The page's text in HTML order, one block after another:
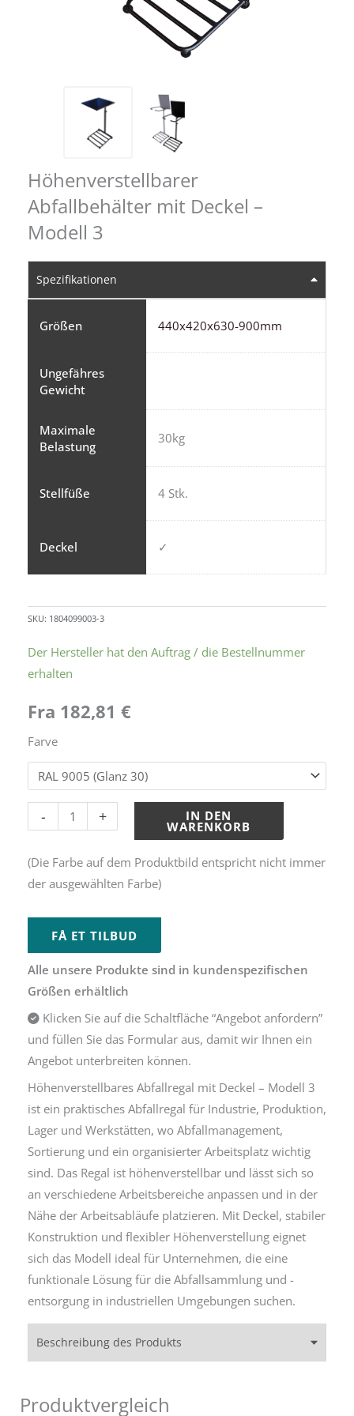
Höhenverstellbarer
Abfallbehälter mit Deckel –
Modell 3
Spezifikationen
Größen 440x420x630-900mm
Ungefähres
Gewicht
Maximale
Belastung
30kg
Stellfüße 4 Stk.
Deckel ✓
SKU: 1804099003-3
Der Hersteller hat den Auftrag / die Bestellnummer
erhalten
Fra 182,81 €
Farve
-
Höhenverstellbarer
Abfallbehälter
Deckel
–
Menge
+ IN DEN
WARENKORB
(Die Farbe auf dem Produktbild entspricht nicht immer
der ausgewählten Farbe)
FÅ ET TILBUD
Alle unsere Produkte sind in kundenspezifischen
Größen erhältlich
Klicken Sie auf die Schaltfläche “Angebot anfordern”
und füllen Sie das Formular aus, damit wir Ihnen ein
Angebot unterbreiten können.
Höhenverstellbares Abfallregal mit Deckel – Modell 3
ist ein praktisches Abfallregal für Industrie, Produktion,
Lager und Werkstätten, wo Abfallmanagement,
Sortierung und ein organisierter Arbeitsplatz wichtig
sind. Das Regal ist höhenverstellbar und lässt sich so
an verschiedene Arbeitsbereiche anpassen und in der
Nähe der Arbeitsabläufe platzieren. Mit Deckel, stabiler
Konstruktion und flexibler Höhenverstellung eignet
sich das Modell ideal für Unternehmen, die eine
funktionale Lösung für die Abfallsammlung und -
entsorgung in industriellen Umgebungen suchen.
Beschreibung des Produkts
Produktvergleich